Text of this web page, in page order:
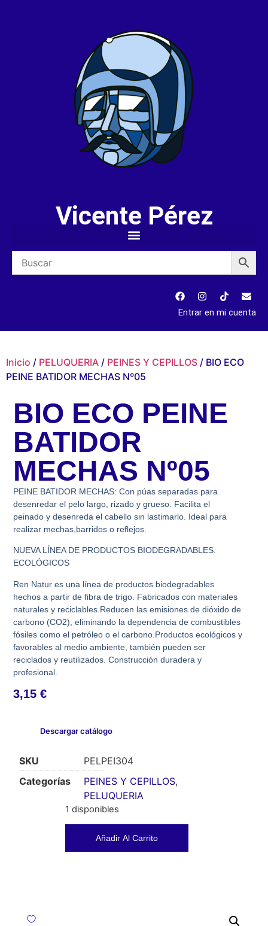
Vicente Pérez
Entrar en mi cuenta
Inicio / PELUQUERIA / PEINES Y CEPILLOS / BIO ECO
PEINE BATIDOR MECHAS Nº05
BIO ECO PEINE
BATIDOR
MECHAS Nº05
PEINE BATIDOR MECHAS: Con púas separadas para
desenredar el pelo largo, rizado y grueso. Facilita el
peinado y desenreda el cabello sin lastimarlo. Ideal para
realizar mechas,barridos o reflejos.
NUEVA LÍNEA DE PRODUCTOS BIODEGRADABLES.
ECOLÓGICOS
Ren Natur es una línea de productos biodegradables
hechos a partir de fibra de trigo. Fabricados con materiales
naturales y reciclables.Reducen las emisiones de dióxido de
carbono (CO2), eliminando la dependencia de combustibles
fósiles como el petróleo o el carbono.Productos ecológicos y
favorables al medio ambiente, también pueden ser
reciclados y reutilizados. Construcción duradera y
profesional.
3,15€
Descargar catálogo
SKU
PELPEI304
Categorías
PEINES Y CEPILLOS,
PELUQUERIA
1 disponibles
Añadir Al Carrito